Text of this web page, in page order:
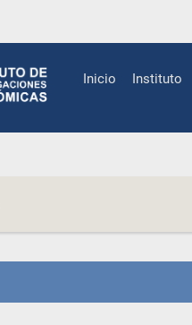
navigation
Inicio Instituto